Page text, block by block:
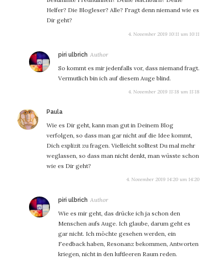
Helfer? Die Blogleser? Alle? Fragt denn niemand wie es
Dir geht?
4. November 2019 10:11 um 10:11
piri ulbrich sagt:
So kommt es mir jedenfalls vor, dass niemand fragt.
Vermutlich bin ich auf diesem Auge blind.
4. November 2019 11:18 um 11:18
Paulasagt:
Wie es Dir geht, kann man gut in Deinem Blog
verfolgen, so dass man gar nicht auf die Idee kommt,
Dich explizit zu fragen. Vielleicht solltest Du mal mehr
weglassen, so dass man nicht denkt, man wüsste schon
wie es Dir geht?
4. November 2019 14:20 um 14:20
piri ulbrich sagt:
Wie es mir geht, das drücke ich ja schon den
Menschen aufs Auge. Ich glaube, darum geht es
gar nicht. Ich möchte gesehen werden, ein
Feedback haben, Resonanz bekommen, Antworten
kriegen, nicht in den luftleeren Raum reden.